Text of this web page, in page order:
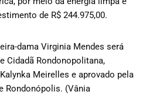
de R$ 244.975,00.
dama Virginia Mendes será
Cidadã Rondonopolitana,
Meirelles e aprovado pela
Rondonópolis. (Vânia